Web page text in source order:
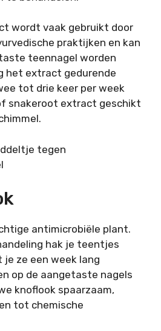
wordt vaak gebruikt door
praktijken en kan
teennagel worden
het extract gedurende
tot drie keer per week
snakeroot extract geschikt
tegen
antimicrobiële plant.
hak je teentjes
ze een week lang
op de aangetaste nagels
knoflook spaarzaam,
tot chemische